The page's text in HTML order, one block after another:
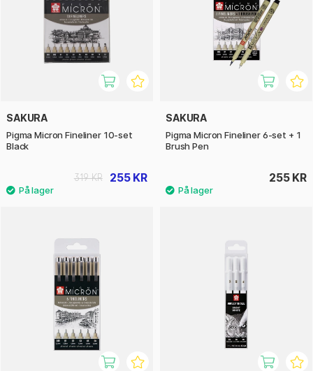
SAKURA
Pigma Micron Fineliner 10-set
Black
255 KR
319 KR
SAKURA
Pigma Micron Fineliner 6-set + 1
Brush Pen
255 KR